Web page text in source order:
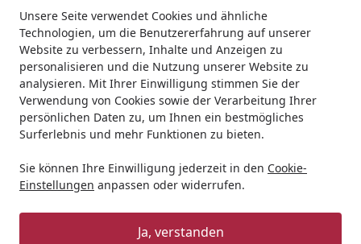
Unsere Seite verwendet Cookies und ähnliche
Technologien, um die Benutzererfahrung auf unserer
Website zu verbessern, Inhalte und Anzeigen zu
personalisieren und die Nutzung unserer Website zu
analysieren. Mit Ihrer Einwilligung stimmen Sie der
Verwendung von Cookies sowie der Verarbeitung Ihrer
persönlichen Daten zu, um Ihnen ein bestmögliches
Surferlebnis und mehr Funktionen zu bieten.
Sie können Ihre Einwilligung jederzeit in den Cookie-
Einstellungen anpassen oder widerrufen.
Ja, verstanden
Suchen
Startseite
Andere Tierarten Kleintier Pflege & Hygiene
CHIPSI plus Citrus 3,2 Kilogramm
Einstreu